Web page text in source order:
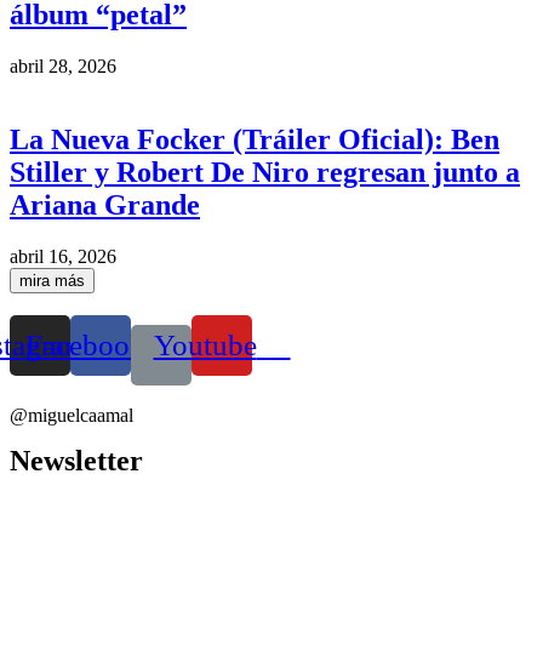
álbum “petal”
abril 28, 2026
La Nueva Focker (Tráiler Oficial): Ben
Stiller y Robert De Niro regresan junto a
Ariana Grande
abril 16, 2026
mira más
Facebook Youtube
@miguelcaamal
Newsletter